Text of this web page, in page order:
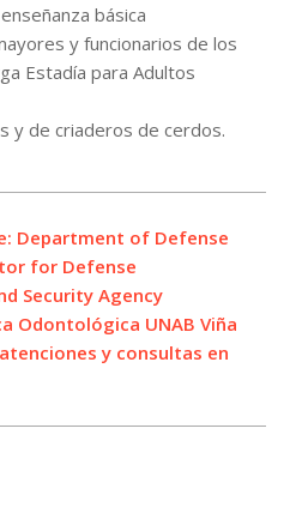
básica
y funcionarios de los
Estadía para Adultos
y de criaderos de cerdos.
Department of Defense
for Defense
Security Agency
Odontológica UNAB Viña
y consultas en